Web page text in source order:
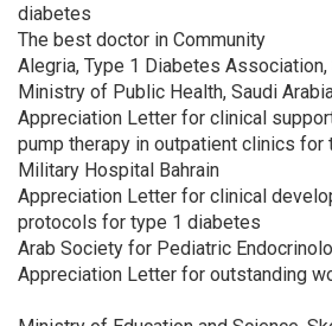
diabetes
The best doctor in Community
Alegria, Type 1 Diabetes
Ministry of Public Health, Saudi
Appreciation Letter for clinical
pump therapy in outpatient clinics for
Military Hospital Bahrain
Appreciation Letter for clinical
protocols for type 1 diabetes
Arab Society for Pediatric
Appreciation Letter for outstanding